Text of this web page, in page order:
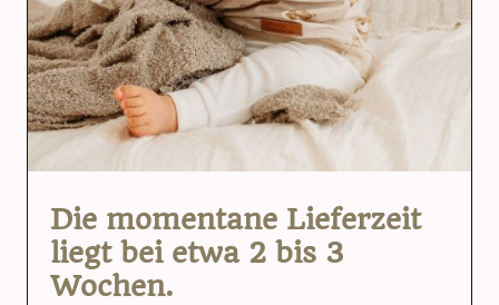
Die momentane Lieferzeit
liegt bei etwa 2 bis 3
Wochen.